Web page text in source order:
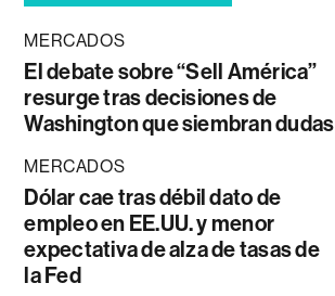
MERCADOS
El debate sobre “Sell América”
resurge tras decisiones de
Washington que siembran dudas
MERCADOS
Dólar cae tras débil dato de
empleo en EE.UU. y menor
expectativa de alza de tasas de
la Fed